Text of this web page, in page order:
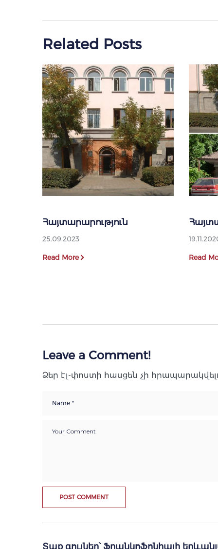
Related Posts
Հայտարարություն
25.09.2023
Read More Read
Leave a Comment!
Ձեր էլ-փոստի հասցեն չի
Տաք գույներ՝ Ֆրանկոֆոնիայի